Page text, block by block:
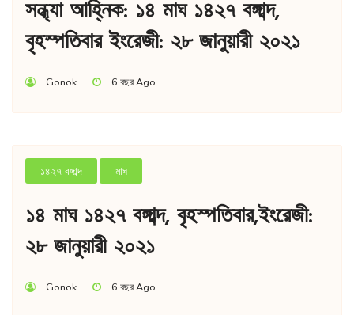
সন্ধ্যা আহ্নিক: ১৪ মাঘ ১৪২৭ বঙ্গাব্দ,
বৃহস্পতিবার ইংরেজী: ২৮ জানুয়ারী ২০২১
Gonok 6 বছর Ago
১৪২৭ বঙ্গাব্দ মাঘ
১৪ মাঘ ১৪২৭ বঙ্গাব্দ, বৃহস্পতিবার,ইংরেজী:
২৮ জানুয়ারী ২০২১
Gonok 6 বছর Ago